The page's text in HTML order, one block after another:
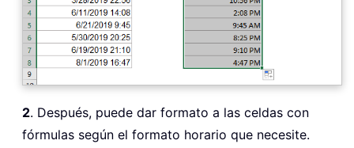
2. Después, puede dar formato a las celdas con
fórmulas según el formato horario que necesite.